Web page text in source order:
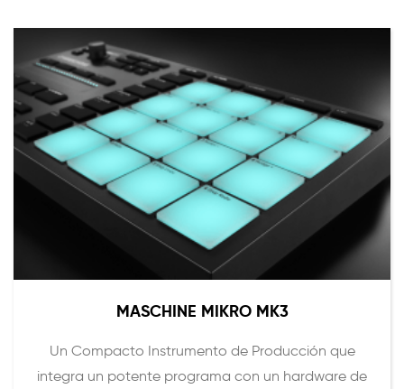
MASCHINE MIKRO MK3
Un Compacto Instrumento de Producción que
integra un potente programa con un hardware de